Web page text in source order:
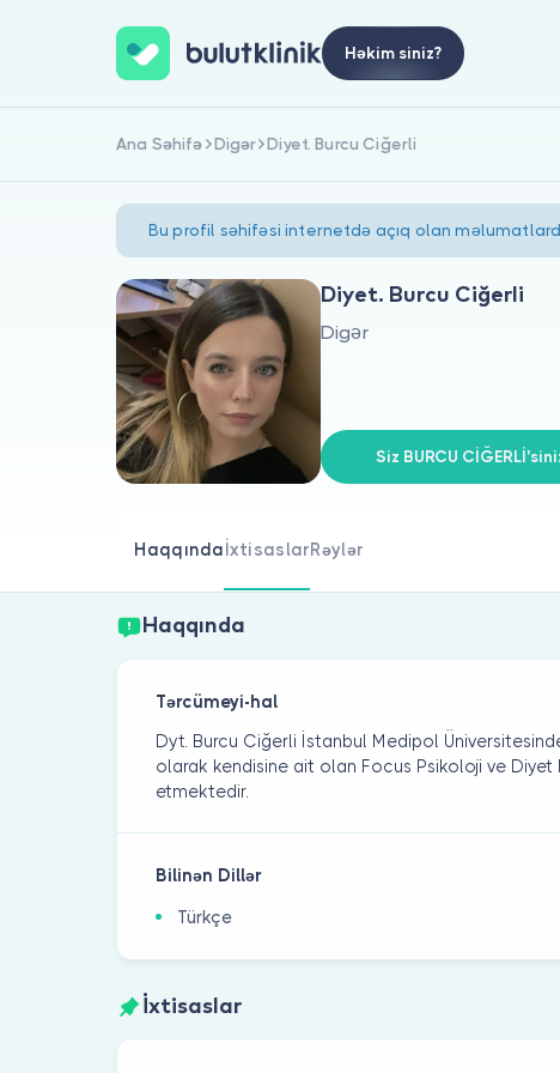
Həkim siniz?
Ana Səhifə Digər Diyet. Burcu Ciğerli
Bu profil səhifəsi internetdə açıq olan
Diyet. Burcu Ciğerli
Digər
Siz BURCU
Haqqında İxtisaslarRəylər
Haqqında
Tərcümeyi-hal
Dyt. Burcu Ciğerli İstanbul Medipol
olarak kendisine ait olan Focus Psikoloji ve Diyet
etmektedir.
Bilinən Dillər
Türkçe
İxtisaslar